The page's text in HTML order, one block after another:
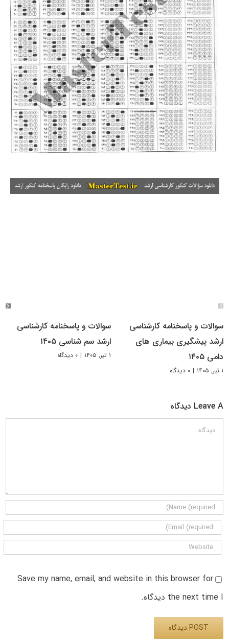
سوالات و پاسخنامه کارشناسی
ارشد پیشگیری بیماری های
دامی ۱۴۰۵
۱ تیر, ۱۴۰۵ | ۰ دیدگاه
سوالات و پاسخنامه کارشناسی
ارشد سم شناسی ۱۴۰۵
۱ تیر, ۱۴۰۵ | ۰ دیدگاه
Leave A دیدگاه
دیدگاه
Save my name, email, and website in this browser for
the next time I دیدگاه.